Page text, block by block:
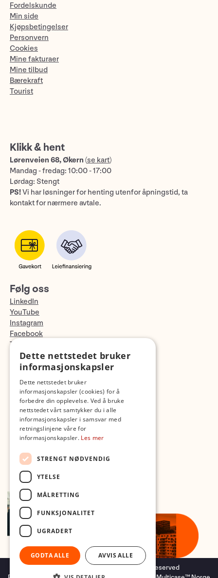
Fordelskunde
Min side
Kjøpsbetingelser
Personvern
Cookies
Mine fakturaer
Mine tilbud
Bærekraft
Tourist
Klikk & hent
Lørenveien 68, Økern (se kart)
Mandag - fredag: 10:00 - 17:00
Lørdag: Stengt
PS!Vi har løsninger for henting utenfor åpningstid, ta
kontakt for nærmere avtale.
Følg oss
LinkedIn
YouTube
Instagram
Facebook
TikTok
Fotopodden
Copyright © 2026 Foto.no - All rights reserved
Dette nettstedet bruker
informasjonskapsler
Dette nettstedet bruker
informasjonskapsler (cookies) for å
forbedre din opplevelse. Ved å bruke
nettstedet vårt samtykker du i alle
informasjonskapsler i samsvar med
retningslinjene våre for
informasjonskapsler. Les mer
STRENGT NØDVENDIG
YTELSE
MÅLRETTING
FUNKSJONALITET
UGRADERT
GODTA ALLE AVVIS ALLE